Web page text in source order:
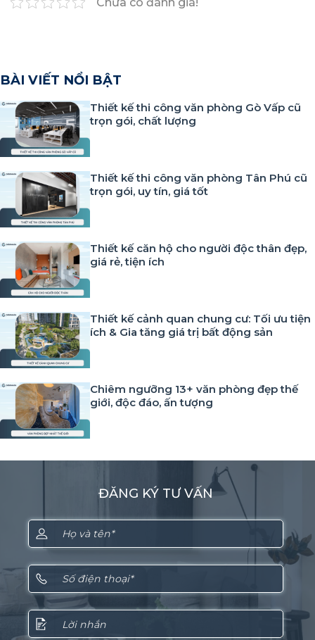
BÀI VIẾT NỔI BẬT
Thiết kế thi công văn phòng Gò Vấp cũ
trọn gói, chất lượng
Thiết kế thi công văn phòng Tân Phú cũ
trọn gói, uy tín, giá tốt
Thiết kế căn hộ cho người độc thân đẹp,
giá rẻ, tiện ích
Thiết kế cảnh quan chung cư: Tối ưu tiện
ích & Gia tăng giá trị bất động sản
Chiêm ngưỡng 13+ văn phòng đẹp thế
giới, độc đáo, ấn tượng
ĐĂNG KÝ TƯ VẤN